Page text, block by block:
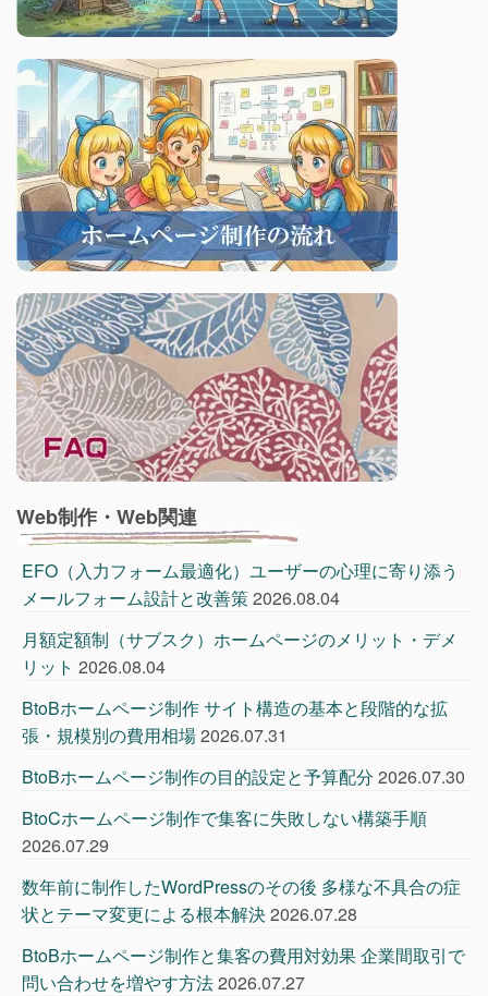
Web制作・Web関連
EFO（入力フォーム最適化）ユーザーの心理に寄り添う
メールフォーム設計と改善策2026.08.04
月額定額制（サブスク）ホームページのメリット・デメ
リット 2026.08.04
BtoBホームページ制作 サイト構造の基本と段階的な拡
張・規模別の費用相場2026.07.31
BtoBホームページ制作の目的設定と予算配分 2026.07.30
BtoCホームページ制作で集客に失敗しない構築手順
2026.07.29
数年前に制作したWordPressのその後 多様な不具合の症
状とテーマ変更による根本解決2026.07.28
BtoBホームページ制作と集客の費用対効果 企業間取引で
問い合わせを増やす方法2026.07.27